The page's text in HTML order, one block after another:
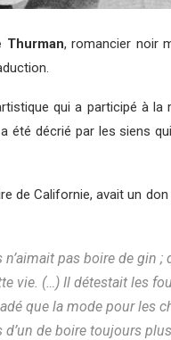
Thurman, romancier noir
qui a participé à
été décrié par les siens
de Californie, avait un
pas boire de gin
vie. (…) Il détestait les
que la mode pour les
de boire toujours